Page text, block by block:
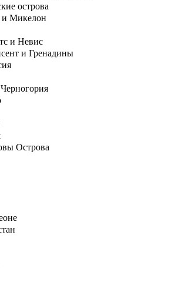
острова
Микелон
и Невис
и Гренадины
Острова